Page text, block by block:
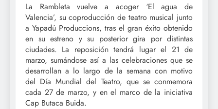
La Rambleta vuelve a acoger ‘El agua de
Valencia’, su coproducción de teatro musical junto
a Yapadú Produccions, tras el gran éxito obtenido
en su estreno y su posterior gira por distintas
ciudades. La reposición tendrá lugar el 21 de
marzo, sumándose así a las celebraciones que se
desarrollan a lo largo de la semana con motivo
del Día Mundial del Teatro, que se conmemora
cada 27 de marzo, y en el marco de la iniciativa
Cap Butaca Buida.